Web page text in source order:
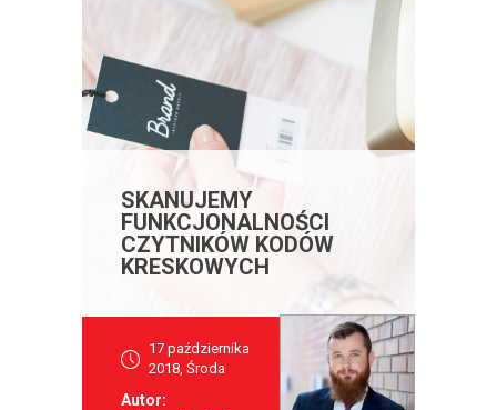
SKANUJEMY
FUNKCJONALNOŚCI
CZYTNIKÓW KODÓW
KRESKOWYCH
17 października
2018, Środa
Autor: